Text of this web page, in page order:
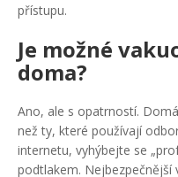
přístupu.
Je možné
doma?
Ano, ale s opatrností.
než ty, které používají
internetu, vyhýbejte se
podtlakem. Nejbezpečnější